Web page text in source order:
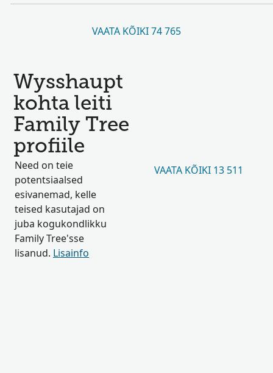
VAATA KÕIKI 74 765
Wysshaupt
kohta leiti
Family Tree
profiile
Need on teie
potentsiaalsed
esivanemad, kelle
teised kasutajad on
juba kogukondlikku
Family Tree'sse
lisanud. Lisainfo
VAATA KÕIKI 13 511